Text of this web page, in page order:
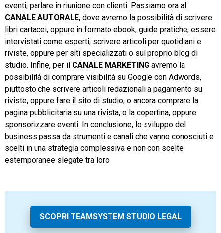
eventi, parlare in riunione con clienti. Passiamo ora al
CANALE AUTORALE, dove avremo la possibilità di scrivere
libri cartacei, oppure in formato ebook, guide pratiche, essere
intervistati come esperti, scrivere articoli per quotidiani e
riviste, oppure per siti specializzati o sul proprio blog di
studio. Infine, per il CANALE MARKETING avremo la
possibilità di comprare visibilità su Google con Adwords,
piuttosto che scrivere articoli redazionali a pagamento su
riviste, oppure fare il sito di studio, o ancora comprare la
pagina pubblicitaria su una rivista, o la copertina, oppure
sponsorizzare eventi. In conclusione, lo sviluppo del
business passa da strumenti e canali che vanno conosciuti e
scelti in una strategia complessiva e non con scelte
estemporanee slegate tra loro.
SCOPRI TEAMSYSTEM STUDIO LEGAL